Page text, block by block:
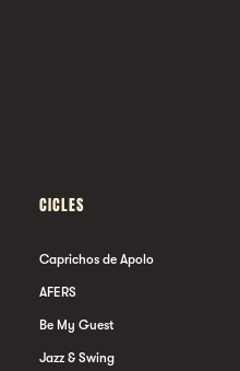
CICLES
Caprichos de Apolo
AFERS
Be My Guest
Jazz & Swing